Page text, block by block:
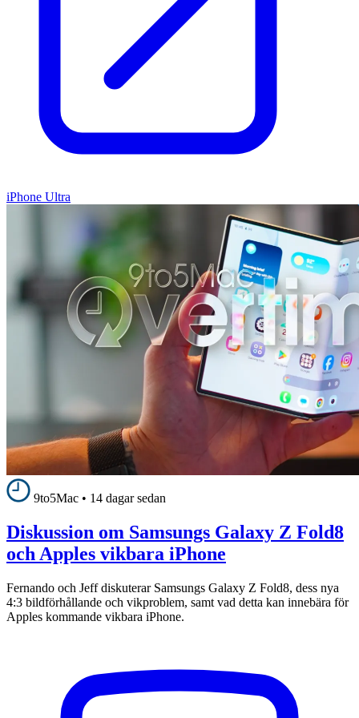
iPhone Ultra
9to5Mac • 14 dagar sedan
Diskussion om Samsungs Galaxy Z Fold8
och Apples vikbara iPhone
Fernando och Jeff diskuterar Samsungs Galaxy Z Fold8, dess nya
4:3 bildförhållande och vikproblem, samt vad detta kan innebära för
Apples kommande vikbara iPhone.